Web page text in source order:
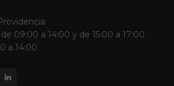
09:00 a 14:00 y de 15:00 a 17:00
a 14:00